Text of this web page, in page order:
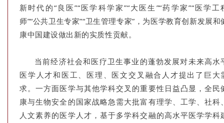
新时代的“良医”“医学科学家”“大医生”“药学家”“医学工
师”“公共卫生专家”“卫生管理专家”，为医学教育创新发展和
康中国建设做出新的实质性贡献。
当前经济社会和医疗卫生事业的蓬勃发展对未来高水
医学人才和医工、医理、医文交叉融合人才提出了巨大
求。一方面医学与其他学科交叉的重要性日益凸显，全民
康与生物安全的国家战略急需大批富有理学、工学、社科
人文素养的医学人才，基于多学科交融的高水平医学学科